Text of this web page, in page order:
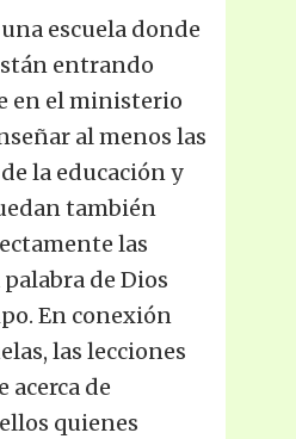
escuela donde
entrando
en el ministerio
al menos las
la educación y
también
las
de Dios
En conexión
las lecciones
acerca de
quienes